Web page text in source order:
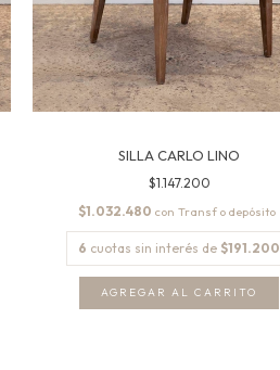
SILLA CARLO LINO
$1.147.200
$1.032.480 con
6 cuotas sin interés de $191.200